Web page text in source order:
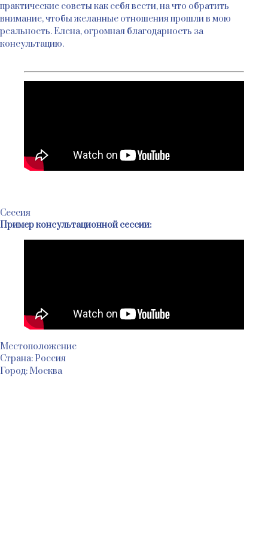
практические советы как себя вести, на что обратить
внимание, чтобы желанные отношения прошли в мою
реальность. Елена, огромная благодарность за
консультацию.
Сессия
Пример консультационной сессии:
Местоположение
Страна: Россия
Город: Москва